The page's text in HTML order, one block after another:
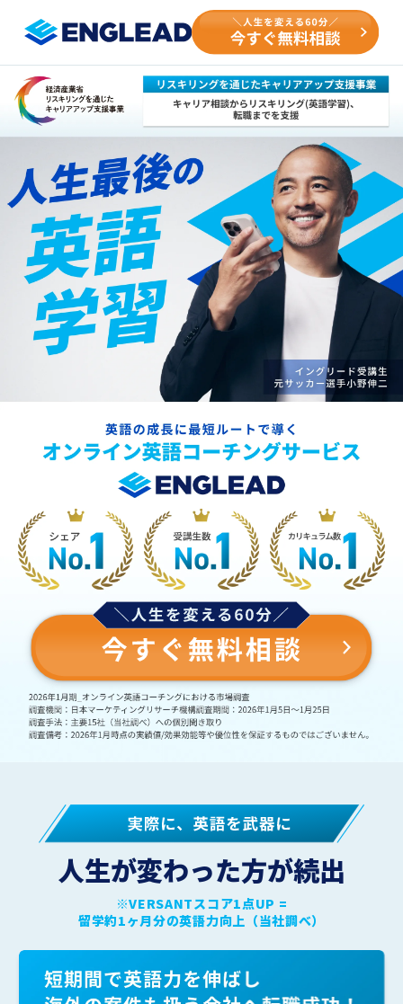
人生が変わった方が続出
※VERSANTスコア1点UP =
留学約1ヶ月分の英語力向上（当社調べ）